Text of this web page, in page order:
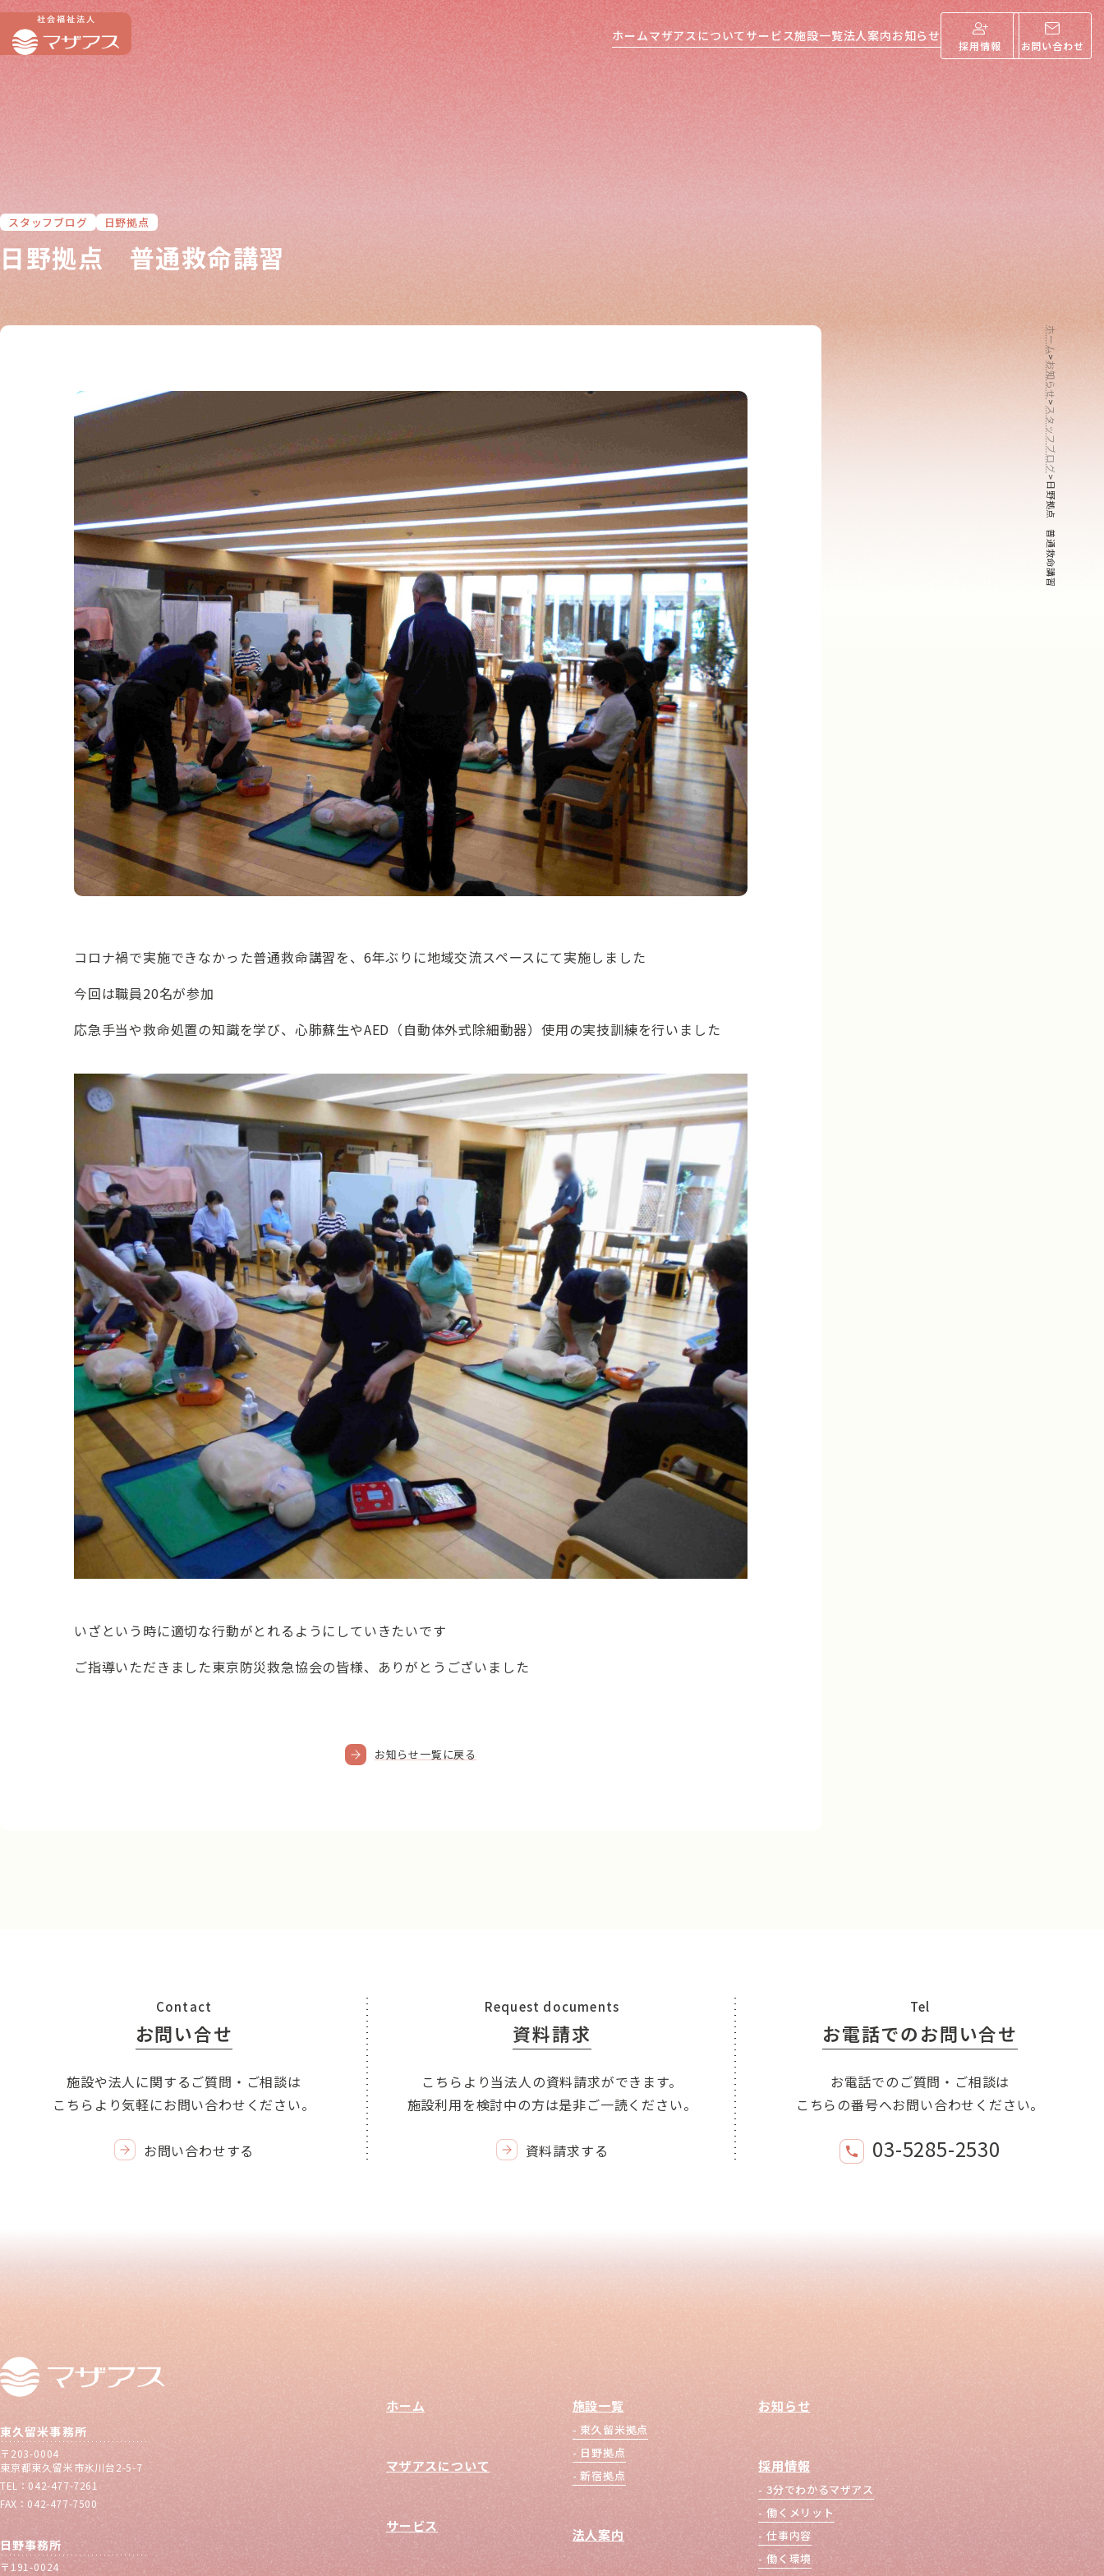
ホームマザアスについてサービス施設一覧法人案内お知らせ
採用情報 お問い合わせ
スタッフブログ 日野拠点
日野拠点 普通救命講習
ホーム
>
お知らせ
>
スタッフブログ
>
日野拠点 普通救命講習
コロナ禍で実施できなかった普通救命講習を、6年ぶりに地域交流スペースにて実施しました
今回は職員20名が参加
応急手当や救命処置の知識を学び、心肺蘇生やAED（自動体外式除細動器）使用の実技訓練を行いました
いざという時に適切な行動がとれるようにしていきたいです
ご指導いただきました東京防災救急協会の皆様、ありがとうございました
お知らせ一覧に戻る
Contact
お問い合せ
施設や法人に関するご質問・ご相談は
こちらより気軽にお問い合わせください。
お問い合わせする
Request documents
資料請求
こちらより当法人の資料請求ができます。
施設利用を検討中の方は是非ご一読ください。
資料請求する
Tel
お電話でのお問い合せ
お電話でのご質問・ご相談は
こちらの番号へお問い合わせください。
03-5285-2530
東久留米事務所
〒203-0004
東京都東久留米市氷川台2-5-7
TEL：042-477-7261
FAX：042-477-7500
日野事務所
〒191-0024
ホーム
マザアスについて
サービス
施設一覧
東久留米拠点
日野拠点
新宿拠点
法人案内
お知らせ
採用情報
3分でわかるマザアス
働くメリット
仕事内容
働く環境